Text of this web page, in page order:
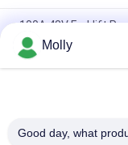
100A 48V Forklift
Terkendali Silikon
Aluminium Alloy
Molly
Good day, what